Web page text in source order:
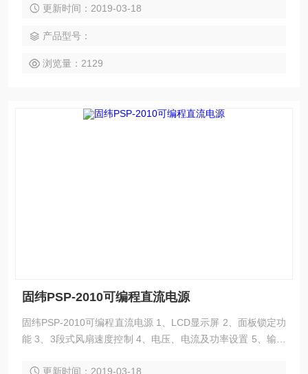
及高功率密度 8、标准接口: RS-232C
更新时间：2019-03-18
产品型号：
浏览量：2129
固纬PSP-2010可编程直流电源
固纬PSP-2010可编程直流电源 1、LCD显示屏 2、面板锁定功
能 3、3段式风扇速度控制 4、电压、电流及功率设置 5、输出
更新时间：2019-03-18